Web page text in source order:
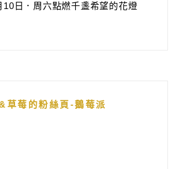
10日．周六點燃千盞希望的花燈
草莓的粉絲頁-鵝莓派